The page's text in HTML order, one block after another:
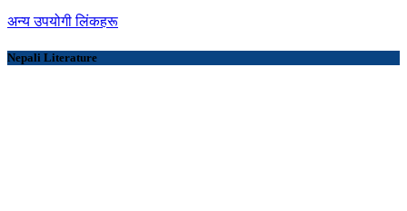
अन्य उपयोगी लिंकहरू
Nepali Literature